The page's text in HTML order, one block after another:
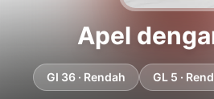
Apel
GI 36 · Rendah GL 5 ·